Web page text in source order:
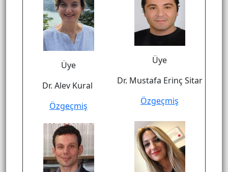
Üye
Dr. Alev Kural
Özgeçmiş
Üye
Dr. Mustafa Erinç Sitar
Özgeçmiş